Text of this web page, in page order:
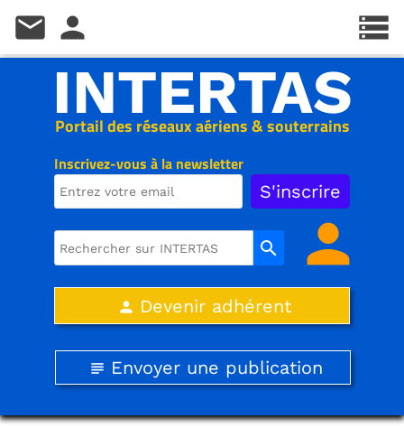
Inscrivez-vous à la newsletter
Portail des réseaux aériens & souterrains
INTERTAS
search person
person Devenir adhérent
subject Envoyer une publication
storage
mail person